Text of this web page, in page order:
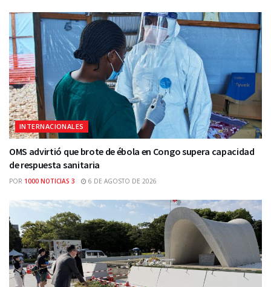
INTERNACIONALES
OMS advirtió que brote de ébola en Congo supera capacidad
de respuesta sanitaria
POR 1000 NOTICIAS 3 6 DE AGOSTO DE 2026